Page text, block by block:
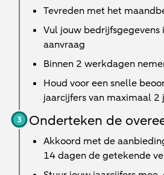
Tevreden met het
Vul jouw bedrijfsgegevens
aanvraag
Binnen 2 werkdagen
Houd voor een snelle
jaarcijfers van maximaal
Onderteken de
Akkoord met de
14 dagen de getekende